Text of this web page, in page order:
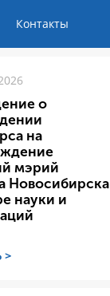
Контакты
о
на
мэрий
Новосибирска
науки и
>